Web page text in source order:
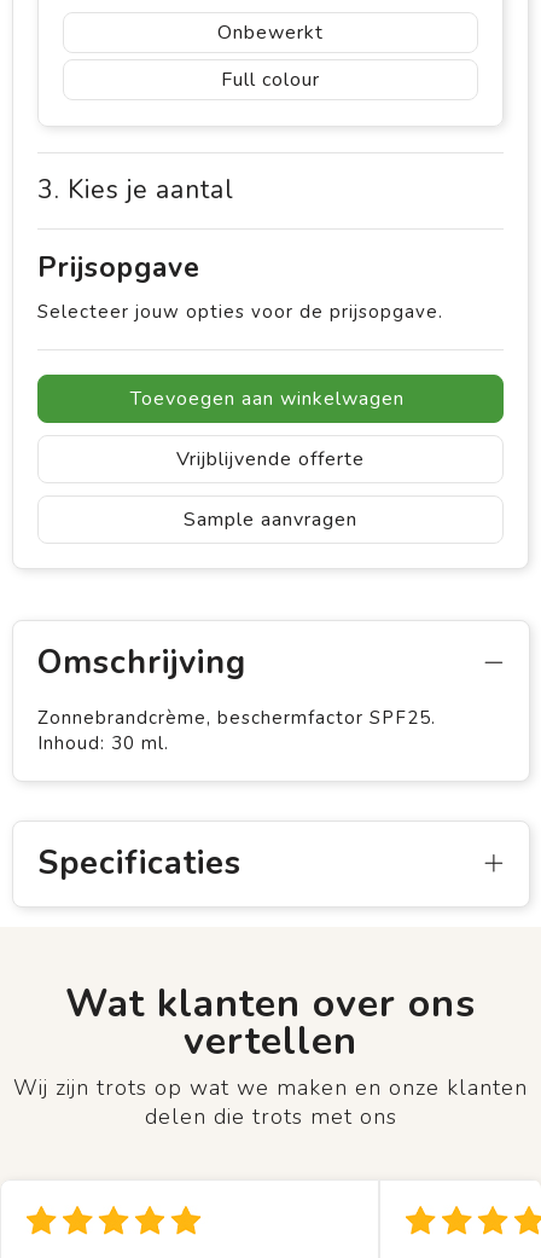
Onbewerkt
Full colour
3. Kies je aantal
Prijsopgave
Selecteer jouw opties voor de prijsopgave.
Toevoegen aan winkelwagen
Vrijblijvende offerte
Sample aanvragen
Omschrijving
Zonnebrandcrème, beschermfactor SPF25.
Inhoud: 30 ml.
Specificaties
Wat klanten over ons
vertellen
Wij zijn trots op wat we maken en onze klanten
delen die trots met ons